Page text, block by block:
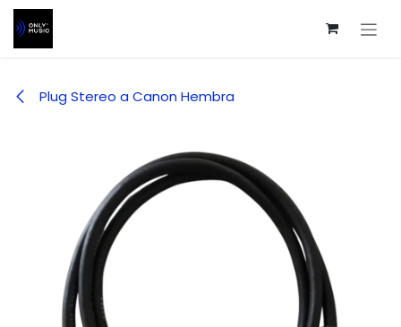
Ir al contenido
Plug Stereo a Canon Hembra